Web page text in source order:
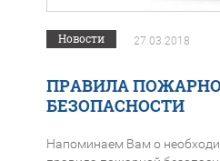
Новости 27.03.2018
ПРАВИЛА
БЕЗОПАСНОСТИ
Напоминаем Вам о